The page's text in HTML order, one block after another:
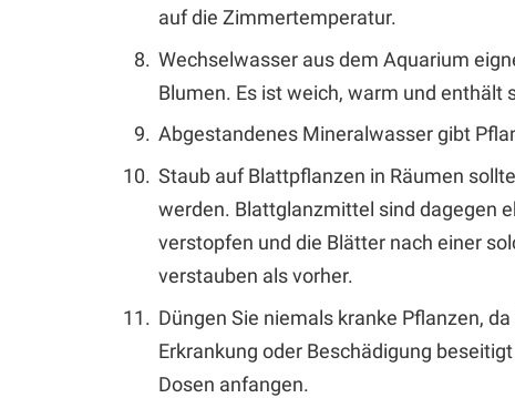
auf die Zimmertemperatur.
Wechselwasser aus dem Aquarium
Blumen. Es ist weich, warm und enthält
Abgestandenes Mineralwasser gibt
Staub auf Blattpflanzen in Räumen
werden. Blattglanzmittel sind dagegen
verstopfen und die Blätter nach einer
verstauben als vorher.
Düngen Sie niemals kranke Pflanzen,
Erkrankung oder Beschädigung
Dosen anfangen.